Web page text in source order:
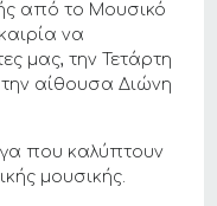
από το Μουσικό
να
μας, την Τετάρτη
αίθουσα Διώνη
που καλύπτουν
μουσικής.